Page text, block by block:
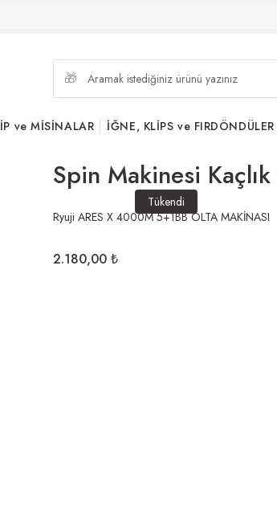
İP ve MİSİNALAR İĞNE, KLİPS ve FIRDÖNDÜLER
Spin Makinesi Kaçlık
Tükendi
Ryuji ARES X 4000M 5+1BB OLTA MAKİNASI
2.180,00 ₺